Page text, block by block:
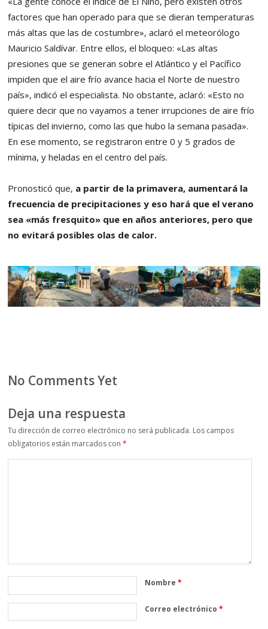
factores que han operado para que se dieran temperaturas
más altas que las de costumbre», aclaró el meteorólogo
Mauricio Saldívar. Entre ellos, el bloqueo: «Las altas
presiones que se generan sobre el Atlántico y el Pacífico
impiden que el aire frío avance hacia el Norte de nuestro
país», indicó el especialista. No obstante, aclaró: «Esto no
quiere decir que no vayamos a tener irrupciones de aire frío
típicas del invierno, como las que hubo la semana pasada».
En ese momento, se registraron entre 0 y 5 grados de
mínima, y heladas en el centro del país.
Pronosticó que, a partir de la primavera, aumentará la
frecuencia de precipitaciones y eso hará que el verano
sea «más fresquito» que en años anteriores, pero que
no evitará posibles olas de calor.
No Comments Yet
Deja una respuesta
Tu dirección de correo electrónico no será publicada. Los campos
obligatorios están marcados con*
Nombre*
Correo electrónico*